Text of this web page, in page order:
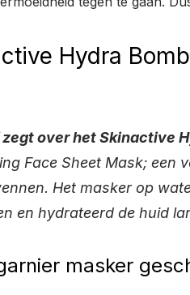
Hydra
over het Skinactive
Face Sheet Mask; een
Het masker op
en hydrateerd de huid
masker